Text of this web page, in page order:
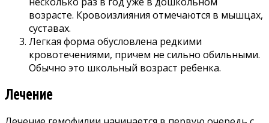
возрасте. Кровоизлияния отмечаются в мышцах,
суставах.
Легкая форма обусловлена редкими
кровотечениями, причем не сильно обильными.
Обычно это школьный возраст ребенка.
Лечение